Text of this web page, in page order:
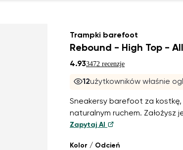
Trampki barefoot
Rebound - High Top -
4.933472 recenzje
12użytkowników właśnie
Sneakersy barefoot za
naturalnym ruchem. Założysz
Zapytaj AI
Kolor / Odcień